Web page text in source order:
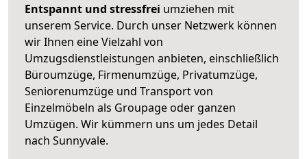
Entspannt und stressfrei umziehen mit
unserem Service. Durch unser Netzwerk können
wir Ihnen eine Vielzahl von
Umzugsdienstleistungen anbieten, einschließlich
Büroumzüge, Firmenumzüge, Privatumzüge,
Seniorenumzüge und Transport von
Einzelmöbeln als Groupage oder ganzen
Umzügen. Wir kümmern uns um jedes Detail
nach Sunnyvale.